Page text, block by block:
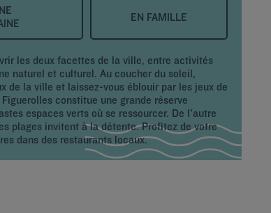
EN FAMILLE
les deux facettes de la ville, entre activités
naturel et culturel. Au coucher du soleil,
de la ville et laissez-vous éblouir par les jeux de
constitue une grande réserve
espaces verts où se ressourcer. De l'autre
plages invitent à la détente. Profitez de votre
dans des restaurants locaux.